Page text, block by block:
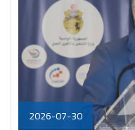
2026-07-30